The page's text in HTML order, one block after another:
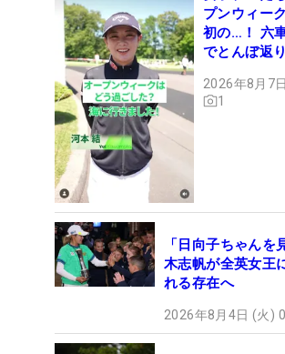
プンウィー
初の…！ 六
でとんぼ返
2026年8月7
1
「日向子ちゃんを
木志帆が全英女
れる存在へ
2026年8月4日 (火)